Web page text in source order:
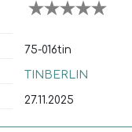
75-016tin
TINBERLIN
27.11.2025